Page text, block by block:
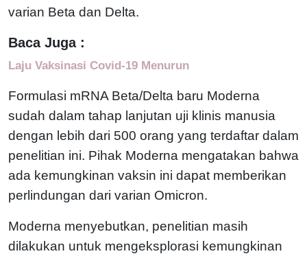
varian Beta dan Delta.
Baca Juga :
Laju Vaksinasi Covid-19 Menurun
Formulasi mRNA Beta/Delta baru Moderna
sudah dalam tahap lanjutan uji klinis manusia
dengan lebih dari 500 orang yang terdaftar dalam
penelitian ini. Pihak Moderna mengatakan bahwa
ada kemungkinan vaksin ini dapat memberikan
perlindungan dari varian Omicron.
Moderna menyebutkan, penelitian masih
dilakukan untuk mengeksplorasi kemungkinan